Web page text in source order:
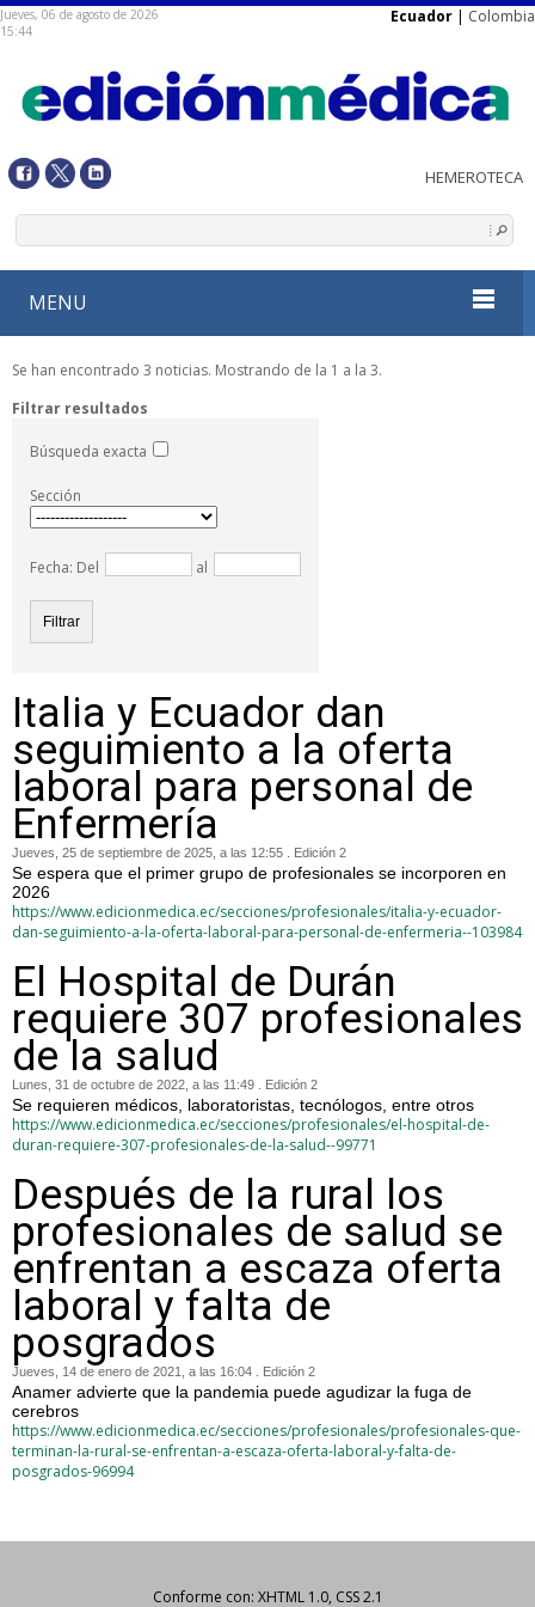
Jueves, 06 de agosto de 2026
15:44
Ecuador | Colombia
MENU
Se han encontrado 3 noticias. Mostrando de la 1 a la 3.
Filtrar resultados
Búsqueda exacta
Sección
Fecha: Del al
Italia y Ecuador dan
seguimiento a la oferta
laboral para personal de
Enfermería
Jueves, 25 de septiembre de 2025, a las 12:55 . Edición 2
Se espera que el primer grupo de profesionales se incorporen en
2026
https://www.edicionmedica.ec/secciones/profesionales/italia-y-ecuador-
dan-seguimiento-a-la-oferta-laboral-para-personal-de-enfermeria--103984
El Hospital de Durán
requiere 307 profesionales
de la salud
Lunes, 31 de octubre de 2022, a las 11:49 . Edición 2
Se requieren médicos, laboratoristas, tecnólogos, entre otros
https://www.edicionmedica.ec/secciones/profesionales/el-hospital-de-
duran-requiere-307-profesionales-de-la-salud--99771
Después de la rural los
profesionales de salud se
enfrentan a escaza oferta
laboral y falta de
posgrados
Jueves, 14 de enero de 2021, a las 16:04 . Edición 2
Anamer advierte que la pandemia puede agudizar la fuga de
cerebros
https://www.edicionmedica.ec/secciones/profesionales/profesionales-que-
terminan-la-rural-se-enfrentan-a-escaza-oferta-laboral-y-falta-de-
posgrados-96994
Conforme con: XHTML 1.0, CSS 2.1